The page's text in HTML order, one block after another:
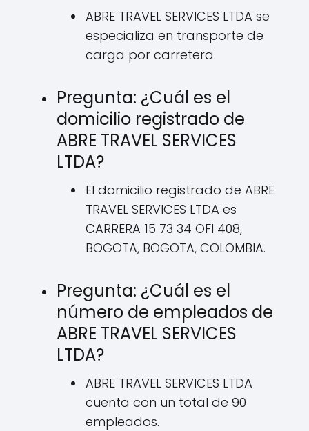
ABRE TRAVEL SERVICES LTDA se
especializa en transporte de
carga por carretera.
Pregunta: ¿Cuál es el
domicilio registrado de
ABRE TRAVEL SERVICES
LTDA?
El domicilio registrado de ABRE
TRAVEL SERVICES LTDA es
CARRERA 15 73 34 OFI 408,
BOGOTA, BOGOTA, COLOMBIA.
Pregunta: ¿Cuál es el
número de empleados de
ABRE TRAVEL SERVICES
LTDA?
ABRE TRAVEL SERVICES LTDA
cuenta con un total de 90
empleados.